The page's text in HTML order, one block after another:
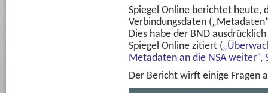
Spiegel Online berichtet heute,
Verbindungsdaten
Dies habe der BND
Spiegel Online zitiert (
Metadaten an die NSA weiter“,
Der Bericht wirft einige Fragen